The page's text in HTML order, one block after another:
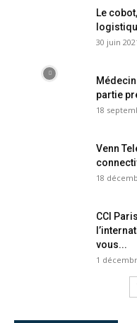
Le
30 juin
partie
18
Venn
18
CCI
vous...
1